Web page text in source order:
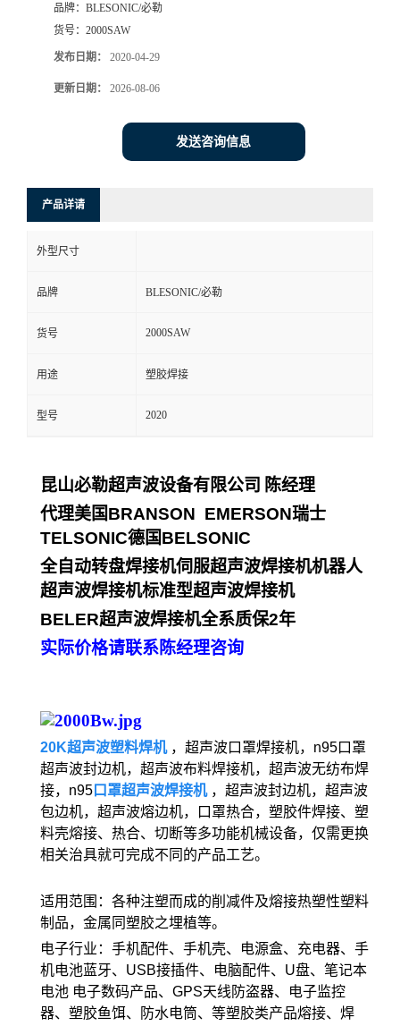
品牌： BLESONIC/必勒
货号： 2000SAW
发布日期： 2020-04-29
更新日期： 2026-08-06
发送咨询信息
产品详请
外型尺寸
品牌 BLESONIC/必勒
货号 2000SAW
用途 塑胶焊接
型号 2020
昆山必勒超声波设备有限公司 陈经理
代理美国BRANSON EMERSON瑞士
TELSONIC德国BELSONIC
全自动转盘焊接机伺服超声波焊接机机器人
超声波焊接机标准型超声波焊接机
BELER超声波焊接机全系质保2年
实际价格请联系陈经理咨询
20K超声波塑料焊机，超声波口罩焊接机，n95口罩
超声波封边机，超声波布料焊接机，超声波无纺布焊
接，n95 口罩超声波焊接机，超声波封边机，超声波
包边机，超声波熔边机，口罩热合，塑胶件焊接、塑
料壳熔接、热合、切断等多功能机械设备，仅需更换
相关治具就可完成不同的产品工艺。
适用范围：各种注塑而成的削减件及熔接热塑性塑料
制品，金属同塑胶之埋植等。
电子行业：手机配件、手机壳、电源盒、充电器、手
机电池蓝牙、USB接插件、电脑配件、U盘、笔记本
电池 电子数码产品、GPS天线防盗器、电子监控
器、塑胶鱼饵、防水电筒、等塑胶类产品熔接、焊